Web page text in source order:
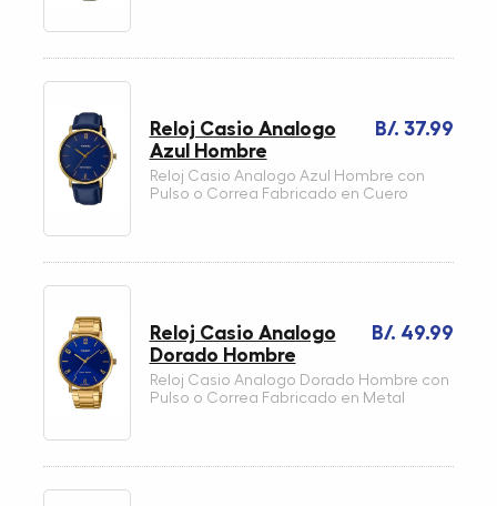
B/. 37.99
Reloj Casio Analogo
Azul Hombre
Reloj Casio Analogo Azul Hombre con
Pulso o Correa Fabricado en Cuero
B/. 49.99
Reloj Casio Analogo
Dorado Hombre
Reloj Casio Analogo Dorado Hombre con
Pulso o Correa Fabricado en Metal